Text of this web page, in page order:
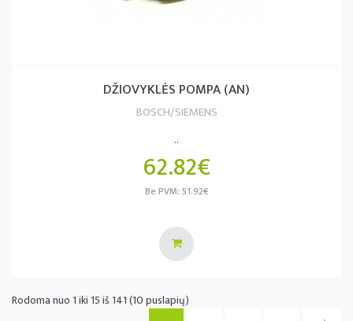
DŽIOVYKLĖS POMPA (AN)
BOSCH/SIEMENS
..
62.82€
Be PVM: 51.92€
Rodoma nuo 1 iki 15 iš 141 (10 puslapių)